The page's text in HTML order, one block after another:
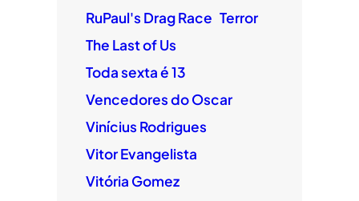
RuPaul's Drag Race Terror
The Last of Us
Toda sexta é 13
Vencedores do Oscar
Vinícius Rodrigues
Vitor Evangelista
Vitória Gomez